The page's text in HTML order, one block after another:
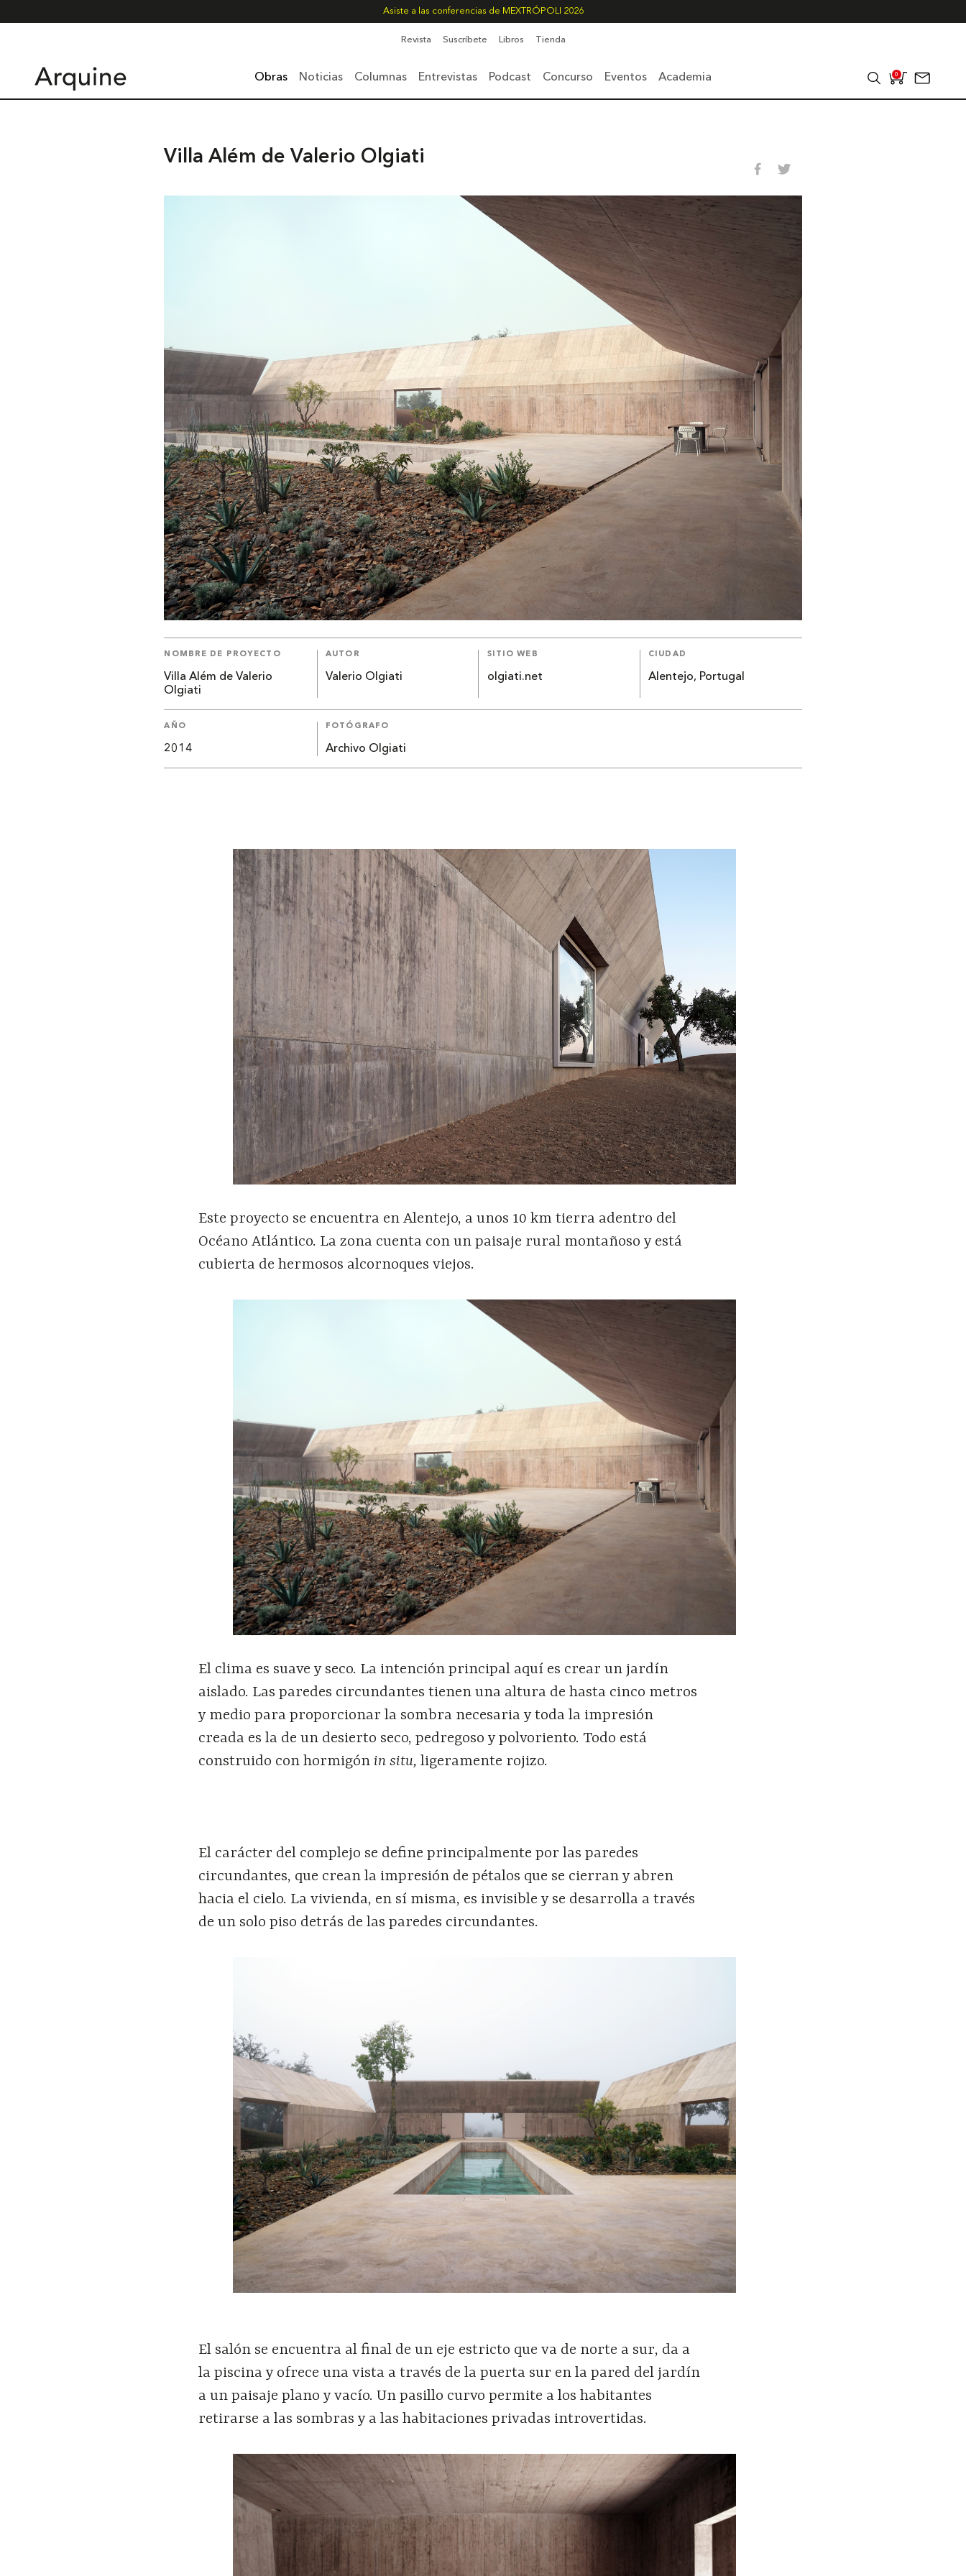
Asiste a las conferencias de MEXTRÓPOLI 2026
Revista Suscríbete Libros Tienda
Obras Noticias Columnas Entrevistas Podcast Concurso Eventos Academia 0
Villa Além de Valerio Olgiati
NOMBRE DE PROYECTO
Villa Além de Valerio
Olgiati
AUTOR
Valerio Olgiati
SITIO WEB
olgiati.net
CIUDAD
Alentejo, Portugal
AÑO
2014
FOTÓGRAFO
Archivo Olgiati
Este proyecto se encuentra en Alentejo, a unos 10 km tierra adentro del
Océano Atlántico. La zona cuenta con un paisaje rural montañoso y está
cubierta de hermosos alcornoques viejos.
El clima es suave y seco. La intención principal aquí es crear un jardín
aislado. Las paredes circundantes tienen una altura de hasta cinco metros
y medio para proporcionar la sombra necesaria y toda la impresión
creada es la de un desierto seco, pedregoso y polvoriento. Todo está
construido con hormigón in situ, ligeramente rojizo.
El carácter del complejo se define principalmente por las paredes
circundantes, que crean la impresión de pétalos que se cierran y abren
hacia el cielo. La vivienda, en sí misma, es invisible y se desarrolla a través
de un solo piso detrás de las paredes circundantes.
El salón se encuentra al final de un eje estricto que va de norte a sur, da a
la piscina y ofrece una vista a través de la puerta sur en la pared del jardín
a un paisaje plano y vacío. Un pasillo curvo permite a los habitantes
retirarse a las sombras y a las habitaciones privadas introvertidas.